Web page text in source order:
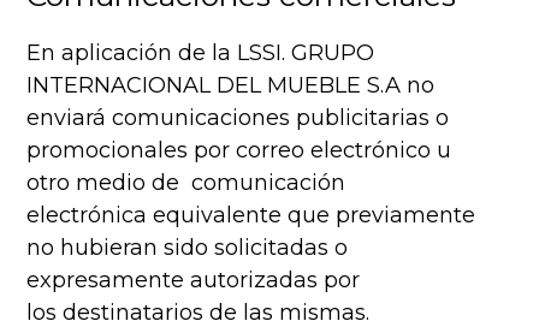
En aplicación de la LSSI. GRUPO
INTERNACIONAL DEL MUEBLE S.A no
enviará comunicaciones publicitarias o
promocionales por correo electrónico u
otro medio de comunicación
electrónica equivalente que previamente
no hubieran sido solicitadas o
expresamente autorizadas por
los destinatarios de las mismas.